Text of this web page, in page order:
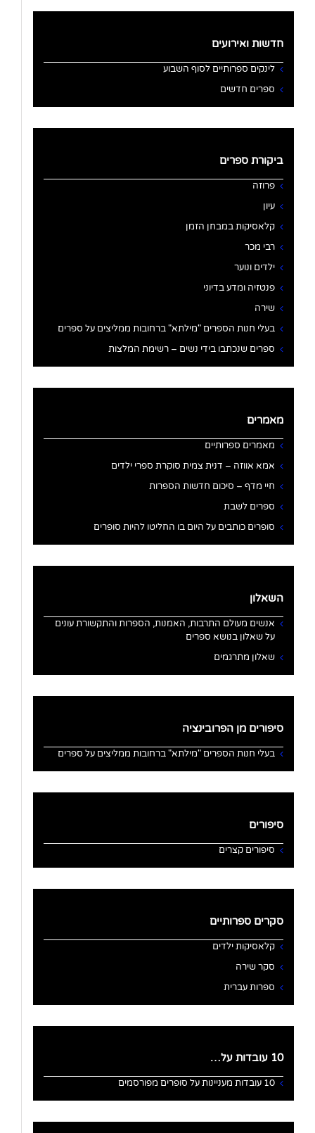
חדשות ואירועים
לינקים ספרותיים לסוף השבוע
ספרים חדשים
ביקורת ספרים
פרוזה
עיון
קלאסיקות במבחן הזמן
רבי מכר
ילדים ונוער
פנטזיה ומדע בדיוני
שירה
בעלי חנות הספרים "מילתא" ברחובות ממליצים על ספרים
ספרים שנכתבו בידי נשים – רשימת המלצות
מאמרים
מאמרים ספרותיים
אמא אווזה – דנית צמית סוקרת ספרי ילדים
חיי מדף – סיכום חדשות הספרות
ספרים לשבת
סופרים כותבים על היום בו החליטו להיות סופרים
השאלון
אנשים מעולם התרבות, האמנות, הספרות והתקשורת עונים
על שאלון בנושא ספרים
שאלון מתרגמים
סיפורים מן הפרובינציה
בעלי חנות הספרים "מילתא" ברחובות ממליצים על ספרים
סיפורים
סיפורים קצרים
סקרים ספרותיים
קלאסיקות ילדים
סקר שירה
ספרות עברית
10 עובדות על…
10 עובדות מעניינות על סופרים מפורסמים